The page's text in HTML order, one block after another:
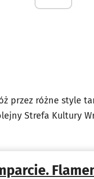
przez różne style
Strefa Kultury